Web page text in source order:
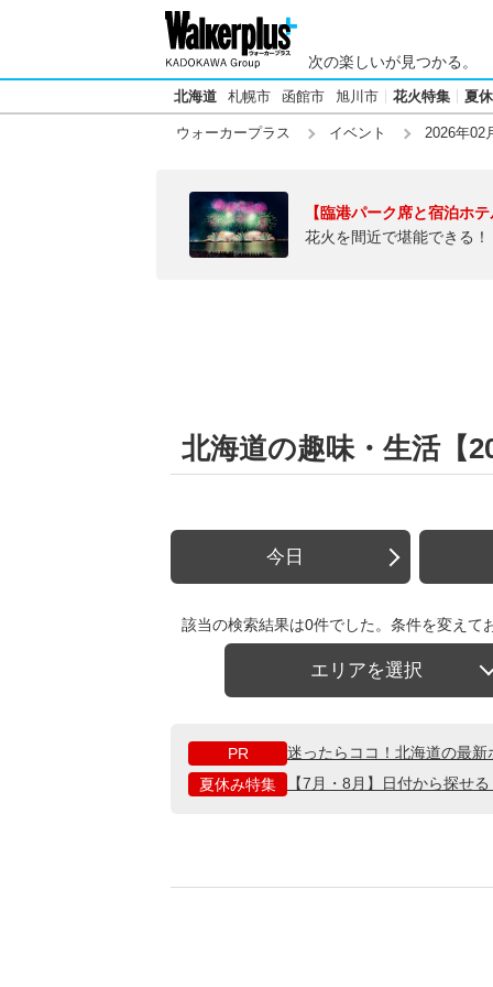
次の楽しいが見つかる。
北海道 札幌市 函館市 旭川市 花火特集 夏
ウォーカープラス イベント 2026年02
【臨港パーク席と宿泊ホ
花火を間近で堪能できる
北海道の趣味・生活【
今日
該当の検索結果は0件でした。条件を変えて
エリアを選択
PR
迷ったらココ！北海道の最
夏休み特集
【7月・8月】日付から探せ